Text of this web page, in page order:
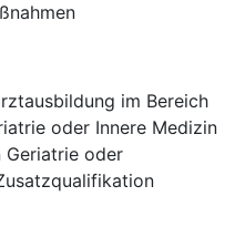
im Bereich
oder Innere Medizin
oder